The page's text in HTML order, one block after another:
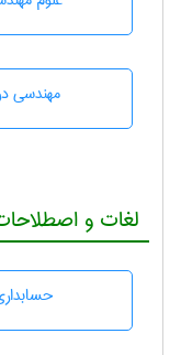
مهندسی
لغات و